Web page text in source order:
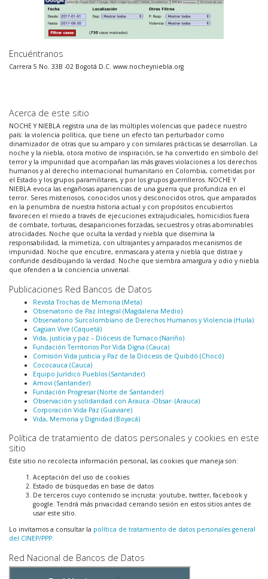
Encuéntranos
Carrera 5 No. 33B -02 Bogotá D.C. www.nocheyniebla.org
Acerca de este sitio
NOCHE Y NIEBLA registra una de las múltiples violencias que padece nuestro
país: la violencia política, que tiene un efecto tan perturbador como
dinamizador de otras que su amparo y con similares prácticas se desarrollan. La
noche y la niebla, otora motivo de inspiración, se ha convertido en símbolo del
terror y la impunidad que acompañan las más graves violaciones a los derechos
humanos y al derecho internacional humanitario en Colombia, cometidas por
el Estado y los grupos paramilitares, y por los grupos guerrilleros. NOCHE Y
NIEBLA evoca las engañosas apariencias de una guerra que profundiza en el
terror. Seres misteriosos, conocidos unos y desconocidos otros, que amparados
en la penumbra de nuestra historia actual y con propósitos encubiertos
favorecen el miedo a través de ejecuciones extrajudiciales, homicidios fuera
de combate, torturas, desapariciones forzadas, secuestros y otras abominables
atrocidades. Noche que oculta la verdad y niebla que disemina la
responsabilidad, la mimetiza, con ultrajantes y amparados mecanismos de
impunidad. Noche que encubre, enmascara y aterra y niebla que distrae y
confunde desdibujando la verdad. Noche que siembra amargura y odio y niebla
que ofenden a la conciencia universal.
Publicaciones Red Bancos de Datos
Revista Trochas de Memoria (Meta)
Observatorio de Paz Integral (Magdalena Medio)
Observatorio Surcolombiano de Derechos Humanos y Violencia (Huila)
Cagúan Vive (Caquetá)
Vida, justicia y paz – Diócesis de Tumaco (Nariño)
Fundación Territorios Por Vida Digna (Cauca)
Comisión Vida justicia y Paz de la Diócesis de Quibdó (Chocó)
Cococauca (Cauca)
Equipo Jurídico Pueblos (Santander)
Amovi (Santander)
Fundación Progresar (Norte de Santander)
Observación y solidaridad con Arauca -Obsar- (Arauca)
Corporación Vida Paz (Guaviare)
Vida, Memoria y Dignidad (Boyacá)
Política de tratamiento de datos personales y cookies en este
sitio
Este sitio no recolecta información personal, las cookies que maneja son:
Aceptación del uso de cookies
Estado de búsquedas en base de datos
De terceros cuyo contenido se incrusta: youtube, twitter, facebook y
google. Tendrá más privacidad cerrando sesión en estos sitios antes de
usar este sitio.
Lo invitamos a consultar la política de tratamiento de datos personales general
del CINEP/PPP.
Red Nacional de Bancos de Datos